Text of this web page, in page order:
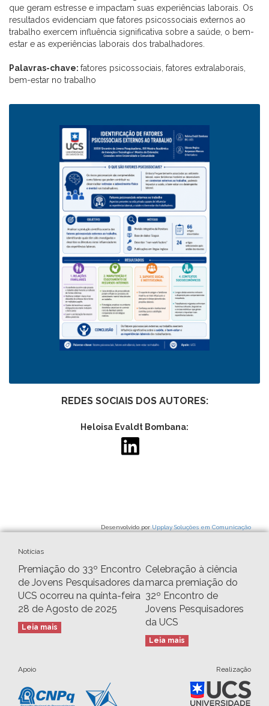
que geram estresse e impactam suas experiências laborais. Os
resultados evidenciam que fatores psicossociais externos ao
trabalho exercem influência significativa sobre a saúde, o bem-
estar e as experiências laborais dos trabalhadores.
Palavras-chave: fatores psicossociais, fatores extralaborais,
bem-estar no trabalho
REDES SOCIAIS DOS AUTORES:
Heloisa Evaldt Bombana:
Desenvolvido porUpplay Soluções em Comunicação
Notícias
Premiação do 33º Encontro
de Jovens Pesquisadores da
UCS ocorreu na quinta-feira
28 de Agosto de 2025
Leia mais
Celebração à ciência
marca premiação do
32º Encontro de
Jovens Pesquisadores
da UCS
Leia mais
Apoio Realização